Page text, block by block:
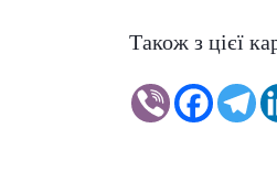
Також з цієї